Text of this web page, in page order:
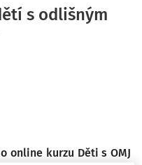
s odlišným
online kurzu Děti s OMJ